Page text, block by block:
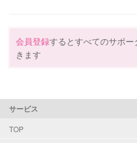
会員登録するとすべてのサポ
きます
サービス
TOP